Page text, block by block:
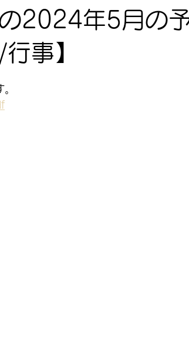
のあそび まほらboの催し／行事
2024年5月の
事】